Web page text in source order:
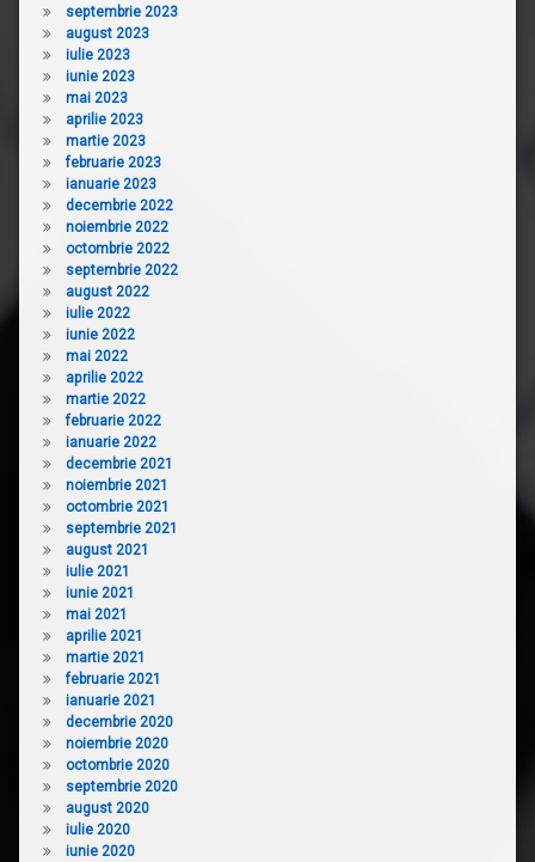
septembrie 2023
august 2023
iulie 2023
iunie 2023
mai 2023
aprilie 2023
martie 2023
februarie 2023
ianuarie 2023
decembrie 2022
noiembrie 2022
octombrie 2022
septembrie 2022
august 2022
iulie 2022
iunie 2022
mai 2022
aprilie 2022
martie 2022
februarie 2022
ianuarie 2022
decembrie 2021
noiembrie 2021
octombrie 2021
septembrie 2021
august 2021
iulie 2021
iunie 2021
mai 2021
aprilie 2021
martie 2021
februarie 2021
ianuarie 2021
decembrie 2020
noiembrie 2020
octombrie 2020
septembrie 2020
august 2020
iulie 2020
iunie 2020